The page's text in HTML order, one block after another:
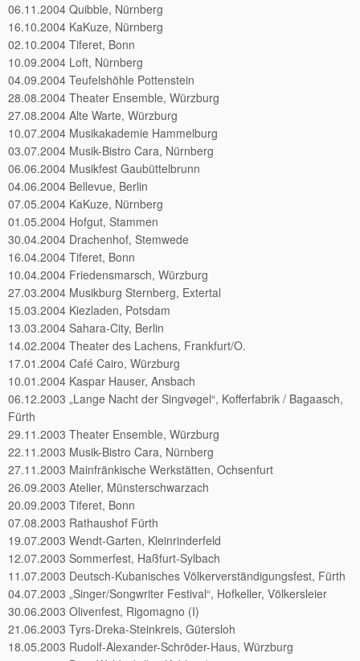
06.11.2004 Quibble, Nürnberg
16.10.2004 KaKuze, Nürnberg
02.10.2004 Tiferet, Bonn
10.09.2004 Loft, Nürnberg
04.09.2004 Teufelshöhle Pottenstein
28.08.2004 Theater Ensemble, Würzburg
27.08.2004 Alte Warte, Würzburg
10.07.2004 Musikakademie Hammelburg
03.07.2004 Musik-Bistro Cara, Nürnberg
06.06.2004 Musikfest Gaubüttelbrunn
04.06.2004 Bellevue, Berlin
07.05.2004 KaKuze, Nürnberg
01.05.2004 Hofgut, Stammen
30.04.2004 Drachenhof, Stemwede
16.04.2004 Tiferet, Bonn
10.04.2004 Friedensmarsch, Würzburg
27.03.2004 Musikburg Sternberg, Extertal
15.03.2004 Kiezladen, Potsdam
13.03.2004 Sahara-City, Berlin
14.02.2004 Theater des Lachens, Frankfurt/O.
17.01.2004 Café Cairo, Würzburg
10.01.2004 Kaspar Hauser, Ansbach
06.12.2003 „Lange Nacht der Singvøgel“, Kofferfabrik / Bagaasch,
Fürth
29.11.2003 Theater Ensemble, Würzburg
22.11.2003 Musik-Bistro Cara, Nürnberg
27.11.2003 Mainfränkische Werkstätten, Ochsenfurt
26.09.2003 Atelier, Münsterschwarzach
20.09.2003 Tiferet, Bonn
07.08.2003 Rathaushof Fürth
19.07.2003 Wendt-Garten, Kleinrinderfeld
12.07.2003 Sommerfest, Haßfurt-Sylbach
11.07.2003 Deutsch-Kubanisches Völkerverständigungsfest, Fürth
04.07.2003 „Singer/Songwriter Festival“, Hofkeller, Völkersleier
30.06.2003 Olivenfest, Rigomagno (I)
21.06.2003 Tyrs-Dreka-Steinkreis, Gütersloh
18.05.2003 Rudolf-Alexander-Schröder-Haus, Würzburg